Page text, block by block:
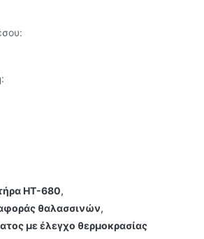
HT-680,
θαλασσινών,
με έλεγχο θερμοκρασίας